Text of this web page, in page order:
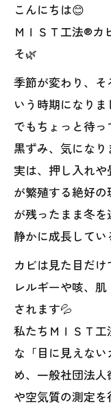
こんにちは😊
ＭＩＳＴ工法®カ
そ🌿
季節が変わり、
いう時期になりま
でもちょっと待
黒ずみ、気にな
実は、押し入れ
が繁殖する絶好
が残ったまま冬
静かに成長してい
カビは見た目だ
レルギーや咳、
されます💦
私たちＭＩＳＴ
な「目に見えな
め、一般社団法
や空気質の測定を